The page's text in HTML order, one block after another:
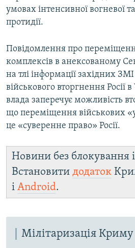
умовах інтенсивної вогневої
протидії.
Повідомлення про
комплексів в анексованому
на тлі інформації західних
військового вторгнення Росії
влада заперечує можливість
що переміщення військових
це «суверенне право» Росії.
Новини без блокування
Встановити додаток
і Android.
Мілітаризація Криму